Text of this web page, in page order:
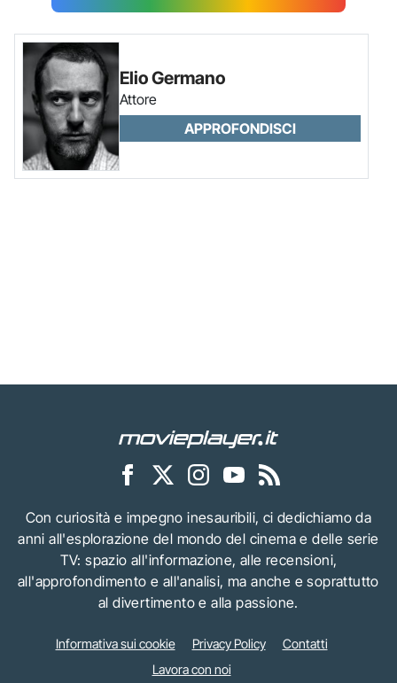
Elio Germano
Attore
APPROFONDISCI
Con curiosità e impegno inesauribili, ci dedichiamo da
anni all'esplorazione del mondo del cinema e delle serie
TV: spazio all'informazione, alle recensioni,
all'approfondimento e all'analisi, ma anche e soprattutto
al divertimento e alla passione.
Informativa sui cookie Privacy Policy
Contatti
Lavora con noi